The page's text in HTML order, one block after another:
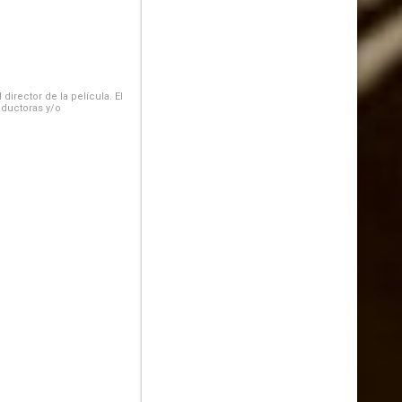
de la película. El
y/o